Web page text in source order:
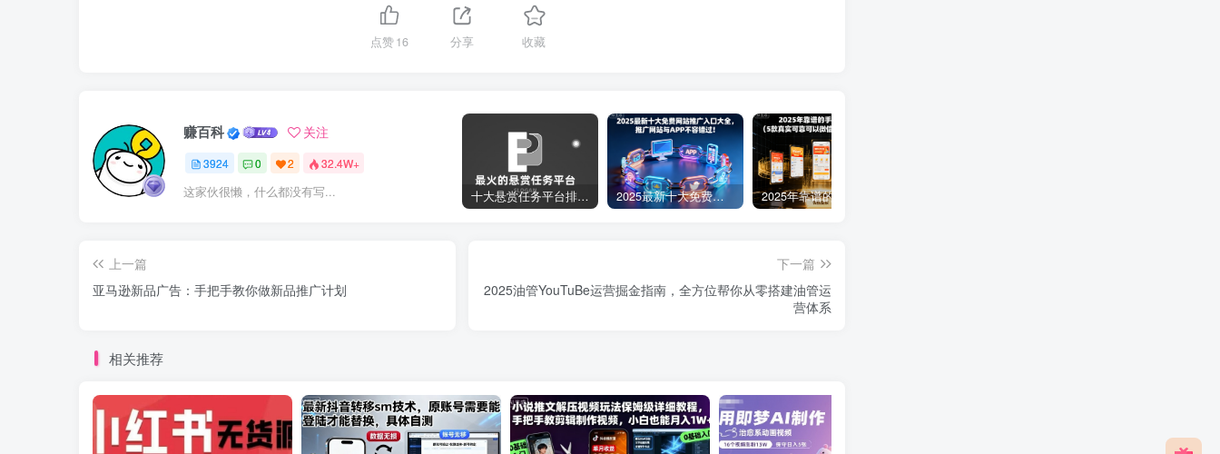
点赞16 分享 收藏
赚百科 关注
3924 0 2 32.4W+
这家伙很懒，什么都没有写... 十大悬赏任务平台排行榜（全网最好的悬赏任务平台） 2025最新十大免费网站推广入口大全，推广网站与APP不容错过！
上一篇
亚马逊新品广告：手把手教你做新品推广计划
下一篇
2025油管YouTuBe运营掘金指南，全方位帮你从零搭建油管运
营体系
相关推荐